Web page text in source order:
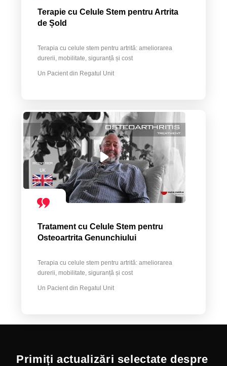
Terapie cu Celule Stem pentru Artrita
de Șold
Terapia cu celule stem pentru artrită: ameliorarea
durerii, mobilitate, siguranță și cost
Un Pacient din Regatul Unit
Tratament cu Celule Stem pentru
Osteoartrita Genunchiului
Terapia cu celule stem pentru artrită: ameliorarea
durerii, mobilitate, siguranță și cost
Un Pacient din Regatul Unit
Primiți actualizări selectate despre